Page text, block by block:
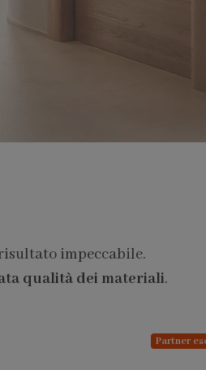
impeccabile.
qualità dei materiali.